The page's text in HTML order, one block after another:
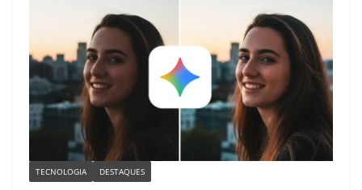
TECNOLOGIA DESTAQUES